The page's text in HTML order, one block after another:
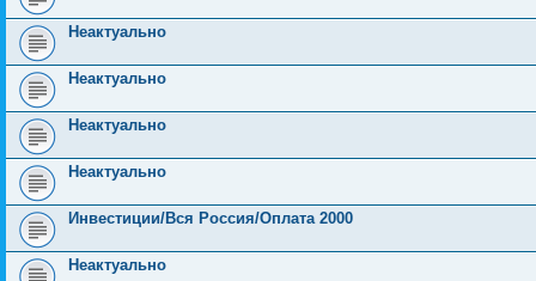
Неактуально
Неактуально
Неактуально
Неактуально
Инвестиции/Вся Россия/Оплата 2000
Неактуально